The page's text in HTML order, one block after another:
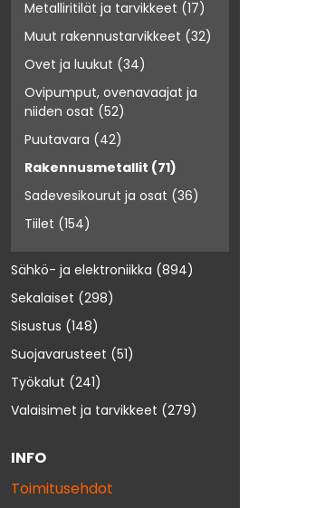
Metalliritilät ja tarvikkeet (17)
Muut rakennustarvikkeet (32)
Ovet ja luukut (34)
Ovipumput, ovenavaajat ja
niiden osat (52)
Puutavara (42)
Rakennusmetallit (71)
Sadevesikourut ja osat (36)
Tiilet (154)
Sähkö- ja elektroniikka (894)
Sekalaiset (298)
Sisustus (148)
Suojavarusteet (51)
Työkalut (241)
Valaisimet ja tarvikkeet (279)
INFO
Toimitusehdot